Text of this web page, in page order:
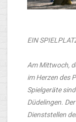
EIN
Am Mittwoch,
im Herzen des
Spielgeräte
Düdelingen.
Dienststellen